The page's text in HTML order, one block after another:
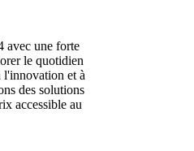
avec une forte
le quotidien
l'innovation et à
des solutions
accessible au